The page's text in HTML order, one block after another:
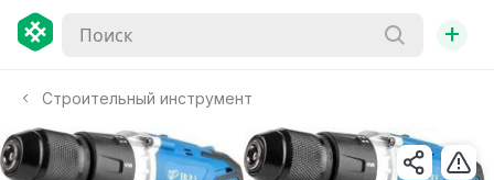
+
Строительный инструмент